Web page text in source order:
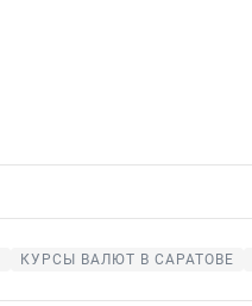
КУРСЫ ВАЛЮТ В САРАТОВЕ